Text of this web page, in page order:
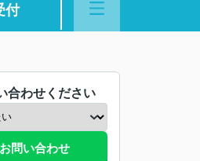
付
合わせください
問い合わせ